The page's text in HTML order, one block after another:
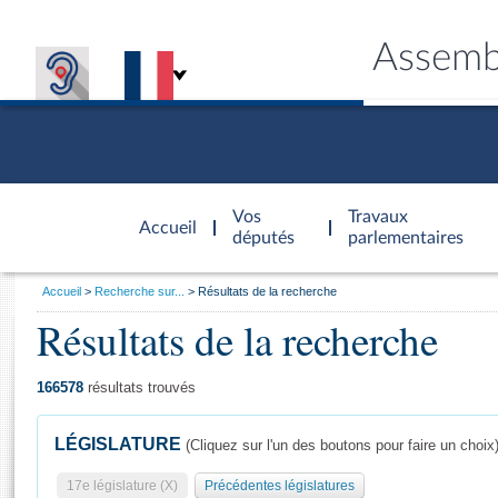
Accueil
d'accueil
Vos
députés
Travaux
parlementaires
Général
Vous
Accueil Recherche sur... Résultats de la recherche
Résultats de la recherche
166578 résultats trouvés
LÉGISLATURE (Cliquez sur l'un des boutons pour faire un choix)
17e législature (X) Précédentes législatures